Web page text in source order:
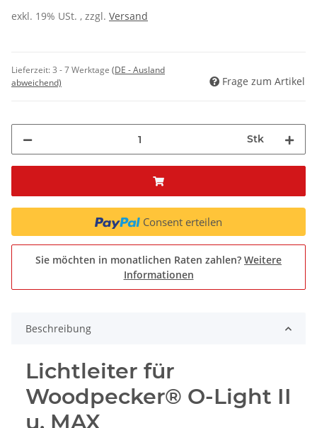
exkl. 19% USt. , zzgl. Versand
Lieferzeit:3 - 7 Werktage (DE - Ausland
abweichend)
Frage zum Artikel
Stk
Consent erteilen
Sie möchten in monatlichen Raten zahlen? Weitere
Informationen
Beschreibung
Lichtleiter für
Woodpecker® O-Light II
u. MAX